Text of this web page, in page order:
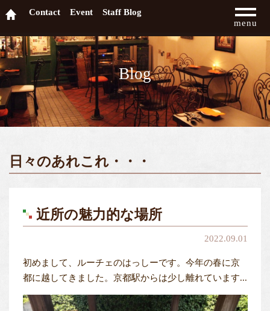
Contact Event
Staff Blog
menu
Blog
日々のあれこれ・・・
近所の魅力的な場所
2022.09.01
初めまして、ルーチェのはっしーです。今年の春に京
都に越してきました。京都駅からは少し離れています...